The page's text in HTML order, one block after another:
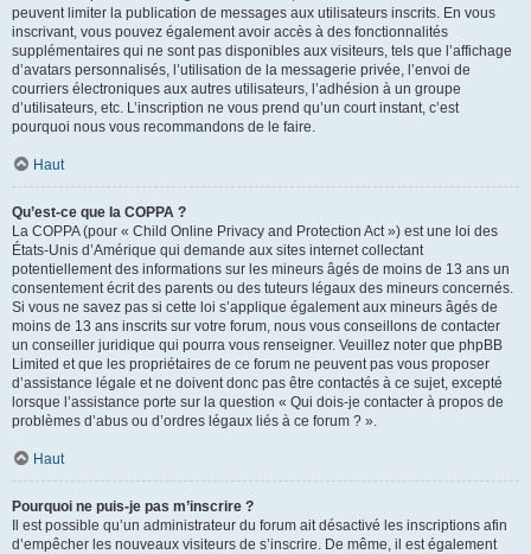
peuvent limiter la publication de messages aux utilisateurs inscrits. En vous
inscrivant, vous pouvez également avoir accès à des fonctionnalités
supplémentaires qui ne sont pas disponibles aux visiteurs, tels que l’affichage
d’avatars personnalisés, l’utilisation de la messagerie privée, l’envoi de
courriers électroniques aux autres utilisateurs, l’adhésion à un groupe
d’utilisateurs, etc. L’inscription ne vous prend qu’un court instant, c’est
pourquoi nous vous recommandons de le faire.
Haut
Qu’est-ce que la COPPA ?
La COPPA (pour « Child Online Privacy and Protection Act ») est une loi des
États-Unis d’Amérique qui demande aux sites internet collectant
potentiellement des informations sur les mineurs âgés de moins de 13 ans un
consentement écrit des parents ou des tuteurs légaux des mineurs concernés.
Si vous ne savez pas si cette loi s’applique également aux mineurs âgés de
moins de 13 ans inscrits sur votre forum, nous vous conseillons de contacter
un conseiller juridique qui pourra vous renseigner. Veuillez noter que phpBB
Limited et que les propriétaires de ce forum ne peuvent pas vous proposer
d’assistance légale et ne doivent donc pas être contactés à ce sujet, excepté
lorsque l’assistance porte sur la question « Qui dois-je contacter à propos de
problèmes d’abus ou d’ordres légaux liés à ce forum ? ».
Haut
Pourquoi ne puis-je pas m’inscrire ?
Il est possible qu’un administrateur du forum ait désactivé les inscriptions afin
d’empêcher les nouveaux visiteurs de s’inscrire. De même, il est également